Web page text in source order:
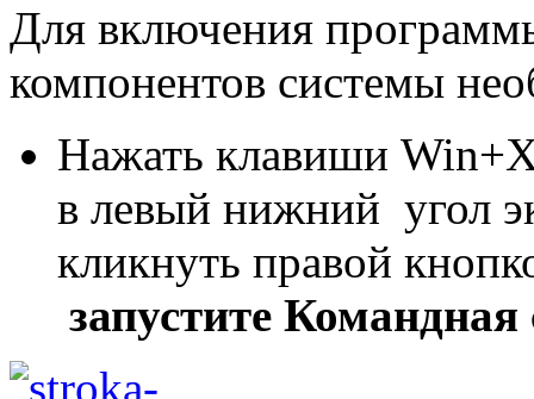
Для включения
компонентов системы
Нажать клавиши
в левый нижний угол
кликнуть правой
запустите Командная